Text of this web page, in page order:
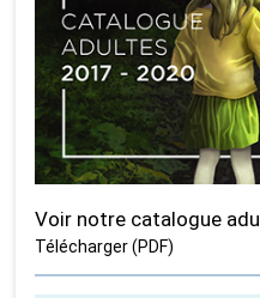
Voir notre catalogue
Télécharger (PDF)